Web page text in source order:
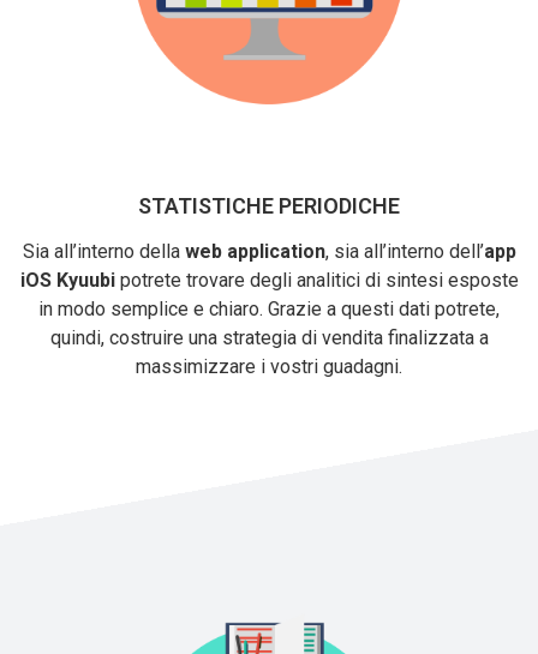
STATISTICHE PERIODICHE
Sia all’interno della web application, sia all’interno dell’app
iOS Kyuubipotrete trovare degli analitici di sintesi esposte
in modo semplice e chiaro. Grazie a questi dati potrete,
quindi, costruire una strategia di vendita finalizzata a
massimizzare i vostri guadagni.